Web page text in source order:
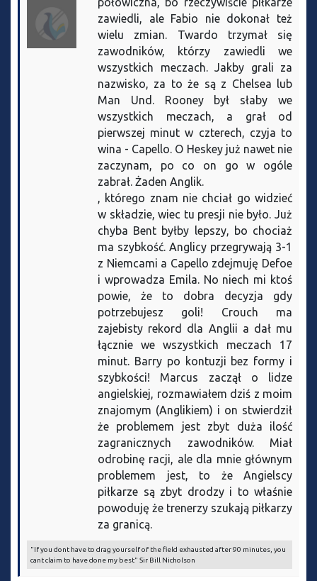
zawiedli, ale Fabio nie dokonał też
wielu zmian. Twardo trzymał się
zawodników, którzy zawiedli we
wszystkich meczach. Jakby grali za
nazwisko, za to że są z Chelsea lub
Man Und. Rooney był słaby we
wszystkich meczach, a grał od
pierwszej minut w czterech, czyja to
wina - Capello. O Heskey już nawet nie
zaczynam, po co on go w ogóle
zabrał. Żaden Anglik.
, którego znam nie chciał go widzieć
w składzie, wiec tu presji nie było. Już
chyba Bent byłby lepszy, bo chociaż
ma szybkość. Anglicy przegrywają 3-1
z Niemcami a Capello zdejmuję Defoe
i wprowadza Emila. No niech mi ktoś
powie, że to dobra decyzja gdy
potrzebujesz goli! Crouch ma
zajebisty rekord dla Anglii a dał mu
łącznie we wszystkich meczach 17
minut. Barry po kontuzji bez formy i
szybkości! Marcus zaczął o lidze
angielskiej, rozmawiałem dziś z moim
znajomym (Anglikiem) i on stwierdził
że problemem jest zbyt duża ilość
zagranicznych zawodników. Miał
odrobinę racji, ale dla mnie głównym
problemem jest, to że Angielscy
piłkarze są zbyt drodzy i to właśnie
powoduję że trenerzy szukają piłkarzy
za granicą.
"If you dont have to drag yourself of the field exhausted after 90 minutes, you
cant claim to have done my best" Sir Bill Nicholson